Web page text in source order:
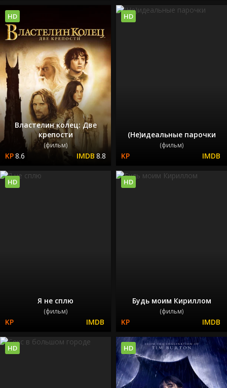
Властелин колец: Две
крепости
(фильм)
8.6 8.8
HD
(Не)идеальные парочки
(фильм)
HD
Я не сплю
(фильм)
HD
Будь моим Кириллом
(фильм)
HD
HD HD